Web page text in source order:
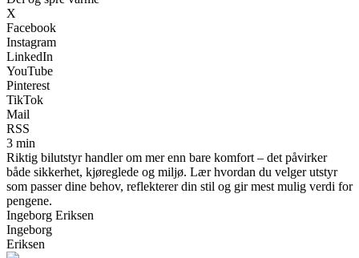
X
Facebook
Instagram
LinkedIn
YouTube
Pinterest
TikTok
Mail
RSS
3 min
Riktig bilutstyr handler om mer enn bare komfort – det påvirker
både sikkerhet, kjøreglede og miljø. Lær hvordan du velger utstyr
som passer dine behov, reflekterer din stil og gir mest mulig verdi for
pengene.
Ingeborg Eriksen
Ingeborg
Eriksen